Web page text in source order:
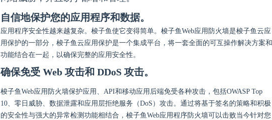
自信地保护您的应用程序和数据。
应用程序安全性越来越复杂。梭子鱼使它变得简单。梭子鱼Web应用防火墙是梭子鱼云应
用保护的一部分，梭子鱼云应用保护是一个集成平台，将一套全面的可互操作解决方案和
功能结合在一起，以确保完整的应用安全性。
确保免受 Web 攻击和 DDoS 攻击。
梭子鱼Web应用防火墙保护应用、API和移动应用后端免受各种攻击，包括OWASP Top
10、零日威胁、数据泄露和应用层拒绝服务（DoS）攻击。通过将基于签名的策略和积极
的安全性与强大的异常检测功能相结合，梭子鱼Web应用程序防火墙可以击败当今针对您